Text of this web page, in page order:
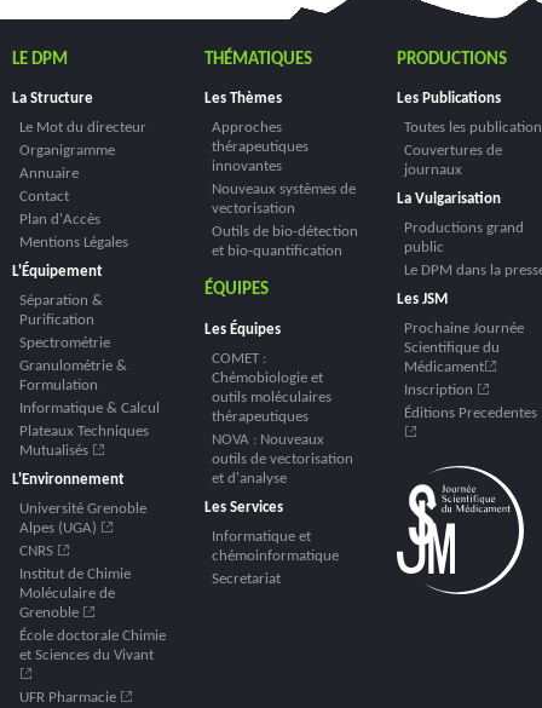
LE DPM
La Structure
Le Mot du directeur
Organigramme
Annuaire
Contact
Plan d'Accès
Mentions Légales
L'Équipement
Séparation &
Purification
Spectrométrie
Granulométrie &
Formulation
Informatique & Calcul
Plateaux Techniques
Mutualisés
L'Environnement
Université Grenoble
Alpes (UGA)
CNRS
Institut de Chimie
Moléculaire de
Grenoble
École doctorale Chimie
et Sciences du Vivant
UFR Pharmacie
THÉMATIQUES
Les Thèmes
Approches
thérapeutiques
innovantes
Nouveaux systèmes de
vectorisation
Outils de bio-détection
et bio-quantification
ÉQUIPES
Les Équipes
COMET :
Chémobiologie et
outils moléculaires
thérapeutiques
NOVA : Nouveaux
outils de vectorisation
et d'analyse
Les Services
Informatique et
chémoinformatique
Secretariat
PRODUCTIONS
Les Publications
Toutes les
Couvertures de
journaux
La Vulgarisation
Productions grand
public
Le DPM dans la
Les JSM
Prochaine Journée
Scientifique du
Médicament
Inscription
Éditions Precedentes